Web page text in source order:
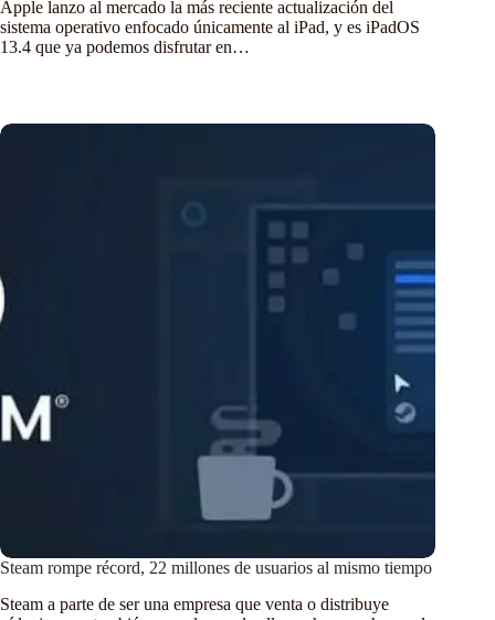
Apple lanzo al mercado la más reciente actualización del
sistema operativo enfocado únicamente al iPad, y es iPadOS
13.4 que ya podemos disfrutar en…
Steam rompe récord, 22 millones de usuarios al mismo tiempo
Steam a parte de ser una empresa que venta o distribuye